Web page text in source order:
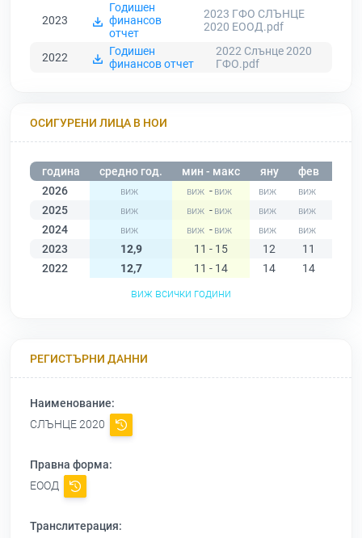
2023
Годишен
финансов
отчет
2023 ГФО СЛЪНЦЕ
2020 ЕООД.pdf
2022
Годишен
финансов отчет
2022 Слънце 2020
ГФО.pdf
ОСИГУРЕНИ ЛИЦА В НОИ
година средно год. мин - макс яну фев
2026
-
2025
-
2024
-
2023
12,9 11 - 15 12 11
2022
12,7 11 - 14 14 14
виж всички години
РЕГИСТЪРНИ ДАННИ
Наименование:
СЛЪНЦЕ 2020
Правна форма:
ЕООД
Транслитерация: